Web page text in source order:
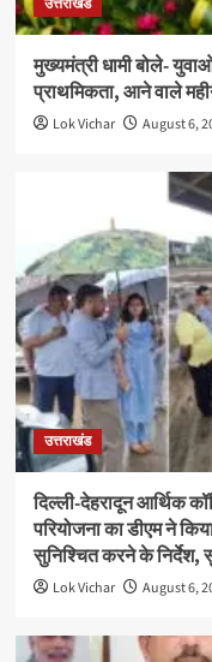
मुख्यमंत्री धामी बोले-
प्राथमिकता, आने वाले
Lok Vichar August 6,
उत्तराखंड
दिल्ली-देहरादून आर्थिक
परियोजना का डीएम ने
सुनिश्चित करने के निर्देश,
Lok Vichar August 6,